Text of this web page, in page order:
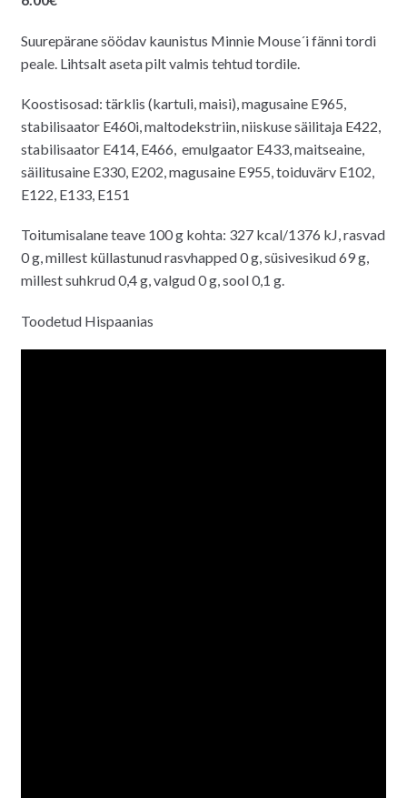
Suurepärane söödav kaunistus Minnie Mouse´i fänni tordi
peale. Lihtsalt aseta pilt valmis tehtud tordile.
Koostisosad: tärklis (kartuli, maisi), magusaine E965,
stabilisaator E460i, maltodekstriin, niiskuse säilitaja E422,
stabilisaator E414, E466, emulgaator E433, maitseaine,
säilitusaine E330, E202, magusaine E955, toiduvärv E102,
E122, E133, E151
Toitumisalane teave 100 g kohta: 327 kcal/1376 kJ, rasvad
0 g, millest küllastunud rasvhapped 0 g, süsivesikud 69 g,
millest suhkrud 0,4 g, valgud 0 g, sool 0,1 g.
Toodetud Hispaanias